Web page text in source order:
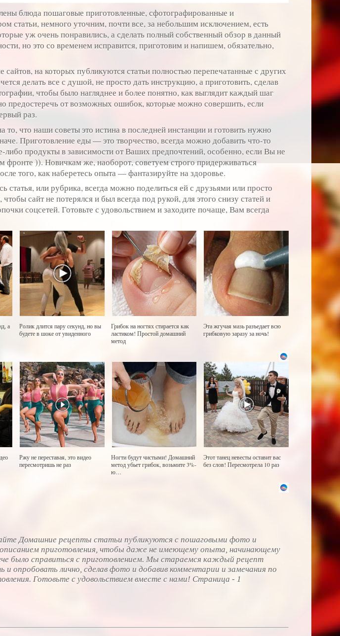
блюда пошаговые приготовленные, сфотографированные и
статьи, немного уточним, почти все, за небольшим исключением, есть
уж очень понравились, а сделать полный собственный обзор в данный
но это со временем исправится, приготовим и напишем, обязательно,
сайтов, на которых публикуются статьи полностью перепечатанные с других
делать все с душой, не просто дать инструкцию, а приготовить, сделав
чтобы было нагляднее и более понятно, как выглядит каждый шаг
предостеречь от возможных ошибок, которые можно совершить, если
раз.
что наши советы это истина в последней инстанции и готовить нужно
Приготовление еды — это творчество, всегда можно добавить что-то
либо продукты в зависимости от Ваших предпочтений, особенно, если Вы не
фронте )). Новичкам же, наоборот, советуем строго придерживаться
того, как наберетесь опыта — фантазируйте на здоровье.
статья, или рубрика, всегда можно поделиться ей с друзьями или просто
чтобы сайт не потерялся и был всегда под рукой, для этого снизу статей и
соцсетей. Готовьте с удовольствием и заходите почаще, Вам всегда
а
Ролик длится пару секунд, но вы
будете в шоке от увиденного
Грибок на ногтях стирается как
ластиком! Простой домашний
метод
Эта жгучая мазь разъедает всю
грибковую заразу за ночь!
Ржу не переставая, это видео
пересмотришь не раз
Ногти будут чистыми! Домашний
метод убьет грибок, возьмите 3%-
ю…
Этот танец невесты оставит вас
без слов! Пересмотрела 10 раз
Домашние рецепты статьи публикуются с пошаговыми фото и
приготовления, чтобы даже не имеющему опыта, начинающему
было справиться с приготовлением. Мы стараемся каждый рецепт
и опробовать лично, сделав фото и добавив комментарии и замечания по
Готовьте с удовольствием вместе с нами! Страница - 1